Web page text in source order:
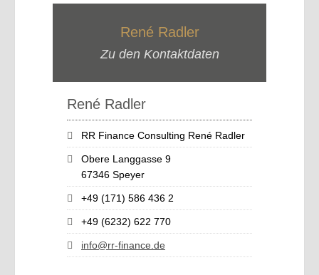
René Radler
Zu den Kontaktdaten
René Radler
RR Finance Consulting René Radler
Obere Langgasse 9
67346 Speyer
+49 (171) 586 436 2
+49 (6232) 622 770
info@rr-finance.de